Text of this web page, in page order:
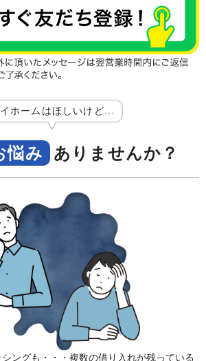
ホームはほしいけど...
悩み ありませんか？
ングも・・・複数の借り入れが残っている